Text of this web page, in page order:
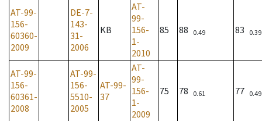
AT-99-
156-
60360-
2009
DE-7-
143-
31-
2006
KB
AT-
99-
156-
1-
2010
85 88 0.49 83 0.39
AT-99-
156-
60361-
2008
AT-99-
156-
5510-
2005
AT-99-
37
AT-
99-
156-
1-
2009
75 78 0.61 77 0.49